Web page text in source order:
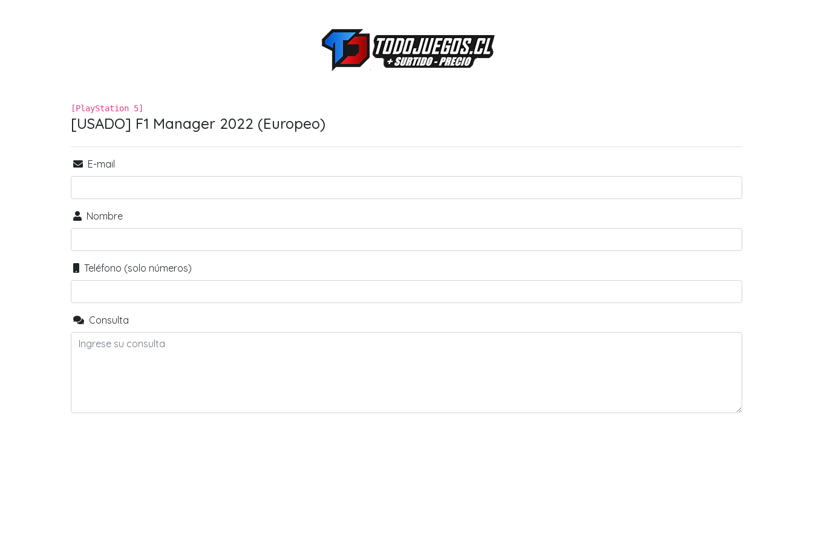
[PlayStation 5]
[USADO] F1 Manager 2022 (Europeo)
E-mail
Nombre
Teléfono (solo números)
Consulta